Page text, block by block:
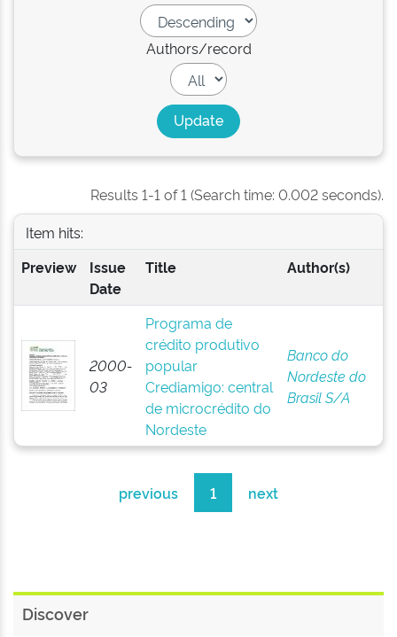
Authors/record
Results 1-1 of 1 (Search time: 0.002 seconds).
Item hits:
Preview
Issue
Date
Title Author(s)
2000-
03
Programa de
crédito produtivo
popular
Crediamigo: central
de microcrédito do
Nordeste
Banco do
Nordeste do
Brasil S/A
previous 1 next
Discover